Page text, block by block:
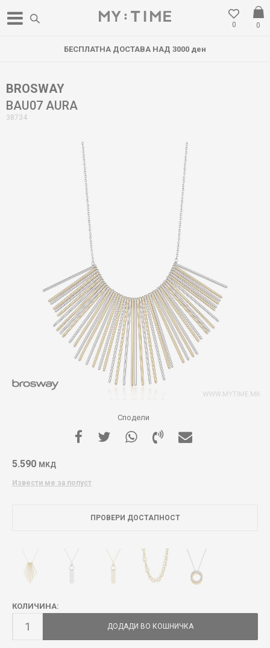
0
0
БЕСПЛАТНА ДОСТАВА НАД 3000 ден
BROSWAY
BAU07 AURA
38734
Сподели
5.590 МКД
Извести ме за попуст
ПРОВЕРИ ДОСТАПНОСТ
КОЛИЧИНА:
ДОДАДИ ВО КОШНИЧКА